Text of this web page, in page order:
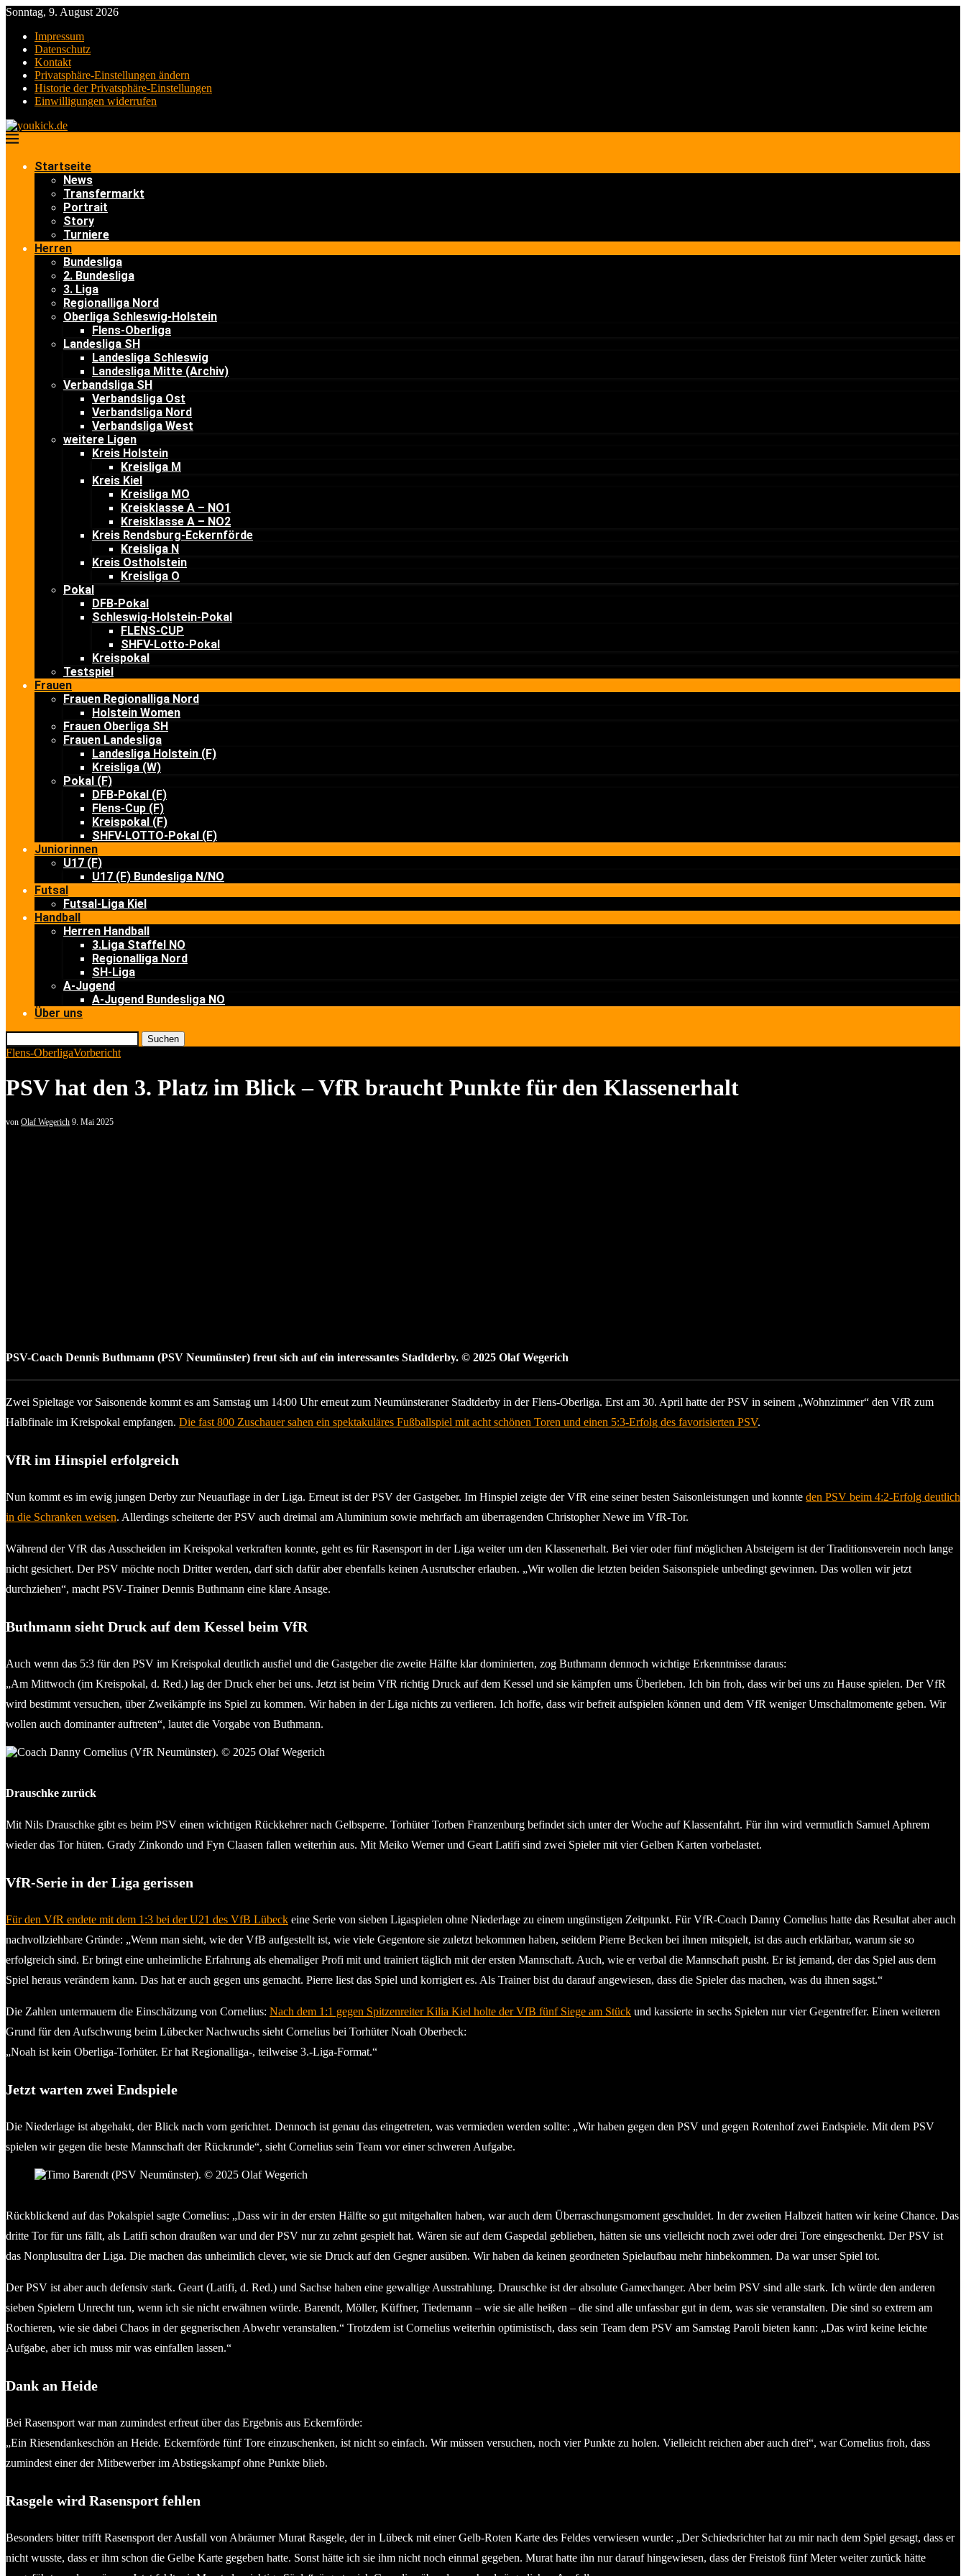
Sonntag, 9. August 2026
Impressum
Datenschutz
Kontakt
Privatsphäre-Einstellungen ändern
Historie der Privatsphäre-Einstellungen
Einwilligungen widerrufen
Startseite
News
Transfermarkt
Portrait
Story
Turniere
Herren
Bundesliga
2. Bundesliga
3. Liga
Regionalliga Nord
Oberliga Schleswig-Holstein
Flens-Oberliga
Landesliga SH
Landesliga Schleswig
Landesliga Mitte (Archiv)
Verbandsliga SH
Verbandsliga Ost
Verbandsliga Nord
Verbandsliga West
weitere Ligen
Kreis Holstein
Kreisliga M
Kreis Kiel
Kreisliga MO
Kreisklasse A – NO1
Kreisklasse A – NO2
Kreis Rendsburg-Eckernförde
Kreisliga N
Kreis Ostholstein
Kreisliga O
Pokal
DFB-Pokal
Schleswig-Holstein-Pokal
FLENS-CUP
SHFV-Lotto-Pokal
Kreispokal
Testspiel
Frauen
Frauen Regionalliga Nord
Holstein Women
Frauen Oberliga SH
Frauen Landesliga
Landesliga Holstein (F)
Kreisliga (W)
Pokal (F)
DFB-Pokal (F)
Flens-Cup (F)
Kreispokal (F)
SHFV-LOTTO-Pokal (F)
Juniorinnen
U17 (F)
U17 (F) Bundesliga N/NO
Futsal
Futsal-Liga Kiel
Handball
Herren Handball
3.Liga Staffel NO
Regionalliga Nord
SH-Liga
A-Jugend
A-Jugend Bundesliga NO
Über uns
Suchen
Flens-OberligaVorbericht
PSV hat den 3. Platz im Blick – VfR braucht Punkte für den Klassenerhalt
von Olaf Wegerich 9. Mai 2025
PSV-Coach Dennis Buthmann (PSV Neumünster) freut sich auf ein interessantes Stadtderby. © 2025 Olaf Wegerich
Zwei Spieltage vor Saisonende kommt es am Samstag um 14:00 Uhr erneut zum Neumünsteraner Stadtderby in der Flens-Oberliga. Erst am 30. April hatte der PSV in seinem „Wohnzimmer“ den VfR zum
Halbfinale im Kreispokal empfangen. Die fast 800 Zuschauer sahen ein spektakuläres Fußballspiel mit acht schönen Toren und einen 5:3-Erfolg des favorisierten PSV.
VfR im Hinspiel erfolgreich
Nun kommt es im ewig jungen Derby zur Neuauflage in der Liga. Erneut ist der PSV der Gastgeber. Im Hinspiel zeigte der VfR eine seiner besten Saisonleistungen und konnte den PSV beim 4:2-Erfolg deutlich
in die Schranken weisen. Allerdings scheiterte der PSV auch dreimal am Aluminium sowie mehrfach am überragenden Christopher Newe im VfR-Tor.
Während der VfR das Ausscheiden im Kreispokal verkraften konnte, geht es für Rasensport in der Liga weiter um den Klassenerhalt. Bei vier oder fünf möglichen Absteigern ist der Traditionsverein noch lange
nicht gesichert. Der PSV möchte noch Dritter werden, darf sich dafür aber ebenfalls keinen Ausrutscher erlauben. „Wir wollen die letzten beiden Saisonspiele unbedingt gewinnen. Das wollen wir jetzt
durchziehen“, macht PSV-Trainer Dennis Buthmann eine klare Ansage.
Buthmann sieht Druck auf dem Kessel beim VfR
Auch wenn das 5:3 für den PSV im Kreispokal deutlich ausfiel und die Gastgeber die zweite Hälfte klar dominierten, zog Buthmann dennoch wichtige Erkenntnisse daraus:
„Am Mittwoch (im Kreispokal, d. Red.) lag der Druck eher bei uns. Jetzt ist beim VfR richtig Druck auf dem Kessel und sie kämpfen ums Überleben. Ich bin froh, dass wir bei uns zu Hause spielen. Der VfR
wird bestimmt versuchen, über Zweikämpfe ins Spiel zu kommen. Wir haben in der Liga nichts zu verlieren. Ich hoffe, dass wir befreit aufspielen können und dem VfR weniger Umschaltmomente geben. Wir
wollen auch dominanter auftreten“, lautet die Vorgabe von Buthmann.
Drauschke zurück
Mit Nils Drauschke gibt es beim PSV einen wichtigen Rückkehrer nach Gelbsperre. Torhüter Torben Franzenburg befindet sich unter der Woche auf Klassenfahrt. Für ihn wird vermutlich Samuel Aphrem
wieder das Tor hüten. Grady Zinkondo und Fyn Claasen fallen weiterhin aus. Mit Meiko Werner und Geart Latifi sind zwei Spieler mit vier Gelben Karten vorbelastet.
VfR-Serie in der Liga gerissen
Für den VfR endete mit dem 1:3 bei der U21 des VfB Lübeck eine Serie von sieben Ligaspielen ohne Niederlage zu einem ungünstigen Zeitpunkt. Für VfR-Coach Danny Cornelius hatte das Resultat aber auch
nachvollziehbare Gründe: „Wenn man sieht, wie der VfB aufgestellt ist, wie viele Gegentore sie zuletzt bekommen haben, seitdem Pierre Becken bei ihnen mitspielt, ist das auch erklärbar, warum sie so
erfolgreich sind. Er bringt eine unheimliche Erfahrung als ehemaliger Profi mit und trainiert täglich mit der ersten Mannschaft. Auch, wie er verbal die Mannschaft pusht. Er ist jemand, der das Spiel aus dem
Spiel heraus verändern kann. Das hat er auch gegen uns gemacht. Pierre liest das Spiel und korrigiert es. Als Trainer bist du darauf angewiesen, dass die Spieler das machen, was du ihnen sagst.“
Die Zahlen untermauern die Einschätzung von Cornelius: Nach dem 1:1 gegen Spitzenreiter Kilia Kiel holte der VfB fünf Siege am Stück und kassierte in sechs Spielen nur vier Gegentreffer. Einen weiteren
Grund für den Aufschwung beim Lübecker Nachwuchs sieht Cornelius bei Torhüter Noah Oberbeck:
„Noah ist kein Oberliga-Torhüter. Er hat Regionalliga-, teilweise 3.-Liga-Format.“
Jetzt warten zwei Endspiele
Die Niederlage ist abgehakt, der Blick nach vorn gerichtet. Dennoch ist genau das eingetreten, was vermieden werden sollte: „Wir haben gegen den PSV und gegen Rotenhof zwei Endspiele. Mit dem PSV
spielen wir gegen die beste Mannschaft der Rückrunde“, sieht Cornelius sein Team vor einer schweren Aufgabe.
Rückblickend auf das Pokalspiel sagte Cornelius: „Dass wir in der ersten Hälfte so gut mitgehalten haben, war auch dem Überraschungsmoment geschuldet. In der zweiten Halbzeit hatten wir keine Chance. Das
dritte Tor für uns fällt, als Latifi schon draußen war und der PSV nur zu zehnt gespielt hat. Wären sie auf dem Gaspedal geblieben, hätten sie uns vielleicht noch zwei oder drei Tore eingeschenkt. Der PSV ist
das Nonplusultra der Liga. Die machen das unheimlich clever, wie sie Druck auf den Gegner ausüben. Wir haben da keinen geordneten Spielaufbau mehr hinbekommen. Da war unser Spiel tot.
Der PSV ist aber auch defensiv stark. Geart (Latifi, d. Red.) und Sachse haben eine gewaltige Ausstrahlung. Drauschke ist der absolute Gamechanger. Aber beim PSV sind alle stark. Ich würde den anderen
sieben Spielern Unrecht tun, wenn ich sie nicht erwähnen würde. Barendt, Möller, Küffner, Tiedemann – wie sie alle heißen – die sind alle unfassbar gut in dem, was sie veranstalten. Die sind so extrem am
Rochieren, wie sie dabei Chaos in der gegnerischen Abwehr veranstalten.“ Trotzdem ist Cornelius weiterhin optimistisch, dass sein Team dem PSV am Samstag Paroli bieten kann: „Das wird keine leichte
Aufgabe, aber ich muss mir was einfallen lassen.“
Dank an Heide
Bei Rasensport war man zumindest erfreut über das Ergebnis aus Eckernförde:
„Ein Riesendankeschön an Heide. Eckernförde fünf Tore einzuschenken, ist nicht so einfach. Wir müssen versuchen, noch vier Punkte zu holen. Vielleicht reichen aber auch drei“, war Cornelius froh, dass
zumindest einer der Mitbewerber im Abstiegskampf ohne Punkte blieb.
Rasgele wird Rasensport fehlen
Besonders bitter trifft Rasensport der Ausfall von Abräumer Murat Rasgele, der in Lübeck mit einer Gelb-Roten Karte des Feldes verwiesen wurde: „Der Schiedsrichter hat zu mir nach dem Spiel gesagt, dass er
nicht wusste, dass er ihm schon die Gelbe Karte gegeben hatte. Sonst hätte ich sie ihm nicht noch einmal gegeben. Murat hatte ihn nur darauf hingewiesen, dass der Freistoß fünf Meter weiter zurück hätte